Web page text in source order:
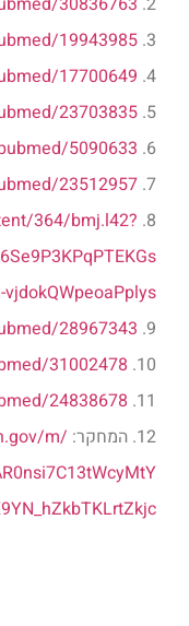
3.
19943985
4.
17700649
5.
23703835
6.
5090633
7.
23512957
8.
364/bmj.l42?
9.
28967343
10.
31002478
11.
24838678
12. המחקר:
m/
YN_hZkbTKLrtZkjc